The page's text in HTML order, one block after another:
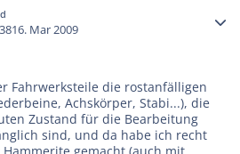
16. Mar 2009
Fahrwerksteile die rostanfälligen
Achskörper, Stabi...), die
Zustand für die Bearbeitung
sind, und da habe ich recht
gemacht (auch mit